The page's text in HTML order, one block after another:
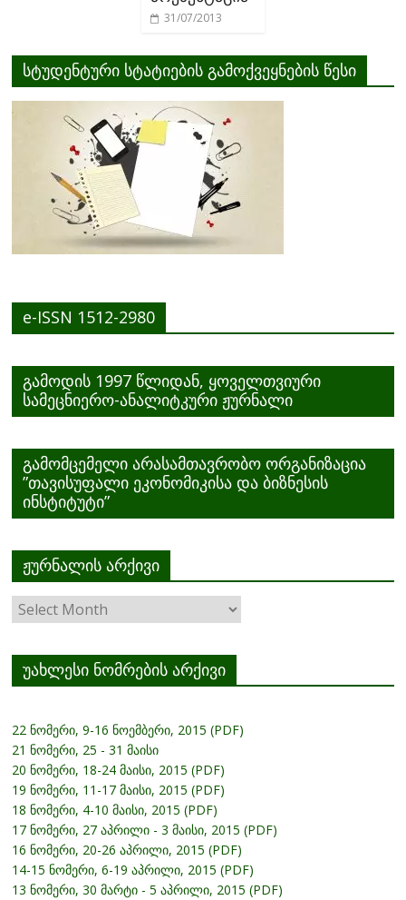
31/07/2013
სტუდენტური სტატიების გამოქვეყნების წესი
e-ISSN 1512-2980
გამოდის 1997 წლიდან, ყოველთვიური
სამეცნიერო-ანალიტკური ჟურნალი
გამომცემელი არასამთავრობო ორგანიზაცია
”თავისუფალი ეკონომიკისა და ბიზნესის
ინსტიტუტი”
ჟურნალის არქივი
ჟურნალის
არქივი
უახლესი ნომრების არქივი
22 ნომერი, 9-16 ნოემბერი, 2015 (PDF)
21 ნომერი, 25 - 31 მაისი
20 ნომერი, 18-24 მაისი, 2015 (PDF)
19 ნომერი, 11-17 მაისი, 2015 (PDF)
18 ნომერი, 4-10 მაისი, 2015 (PDF)
17 ნომერი, 27 აპრილი - 3 მაისი, 2015 (PDF)
16 ნომერი, 20-26 აპრილი, 2015 (PDF)
14-15 ნომერი, 6-19 აპრილი, 2015 (PDF)
13 ნომერი, 30 მარტი - 5 აპრილი, 2015 (PDF)